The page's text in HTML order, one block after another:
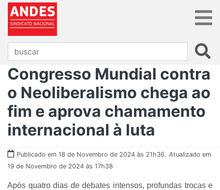
Congresso Mundial contra
o Neoliberalismo chega ao
fim e aprova chamamento
internacional à luta
Publicado em 18 de Novembro de 2024 às 21h36. Atualizado em
19 de Novembro de 2024 às 17h38
Após quatro dias de debates intensos, profundas trocas e